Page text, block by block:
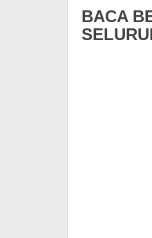
BACA